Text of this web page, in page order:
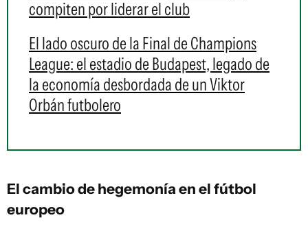
compiten por liderar el club
El lado oscuro de la Final de Champions
League: el estadio de Budapest, legado de
la economía desbordada de un Viktor
Orbán futbolero
El cambio de hegemonía en el fútbol
europeo